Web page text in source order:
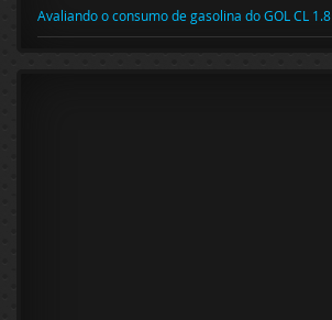
Avaliando o consumo de gasolina do GOL CL 1.8